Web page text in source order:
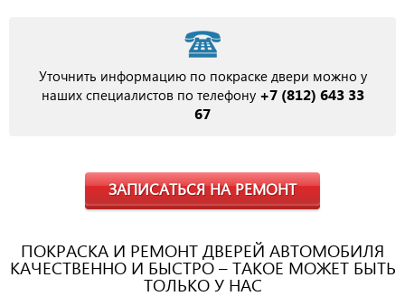
Уточнить информацию по покраске двери можно у
наших специалистов по телефону +7 (812) 643 33
67
ЗАПИСАТЬСЯ НА РЕМОНТ
ПОКРАСКА И РЕМОНТ ДВЕРЕЙ АВТОМОБИЛЯ
КАЧЕСТВЕННО И БЫСТРО – ТАКОЕ МОЖЕТ БЫТЬ
ТОЛЬКО У НАС